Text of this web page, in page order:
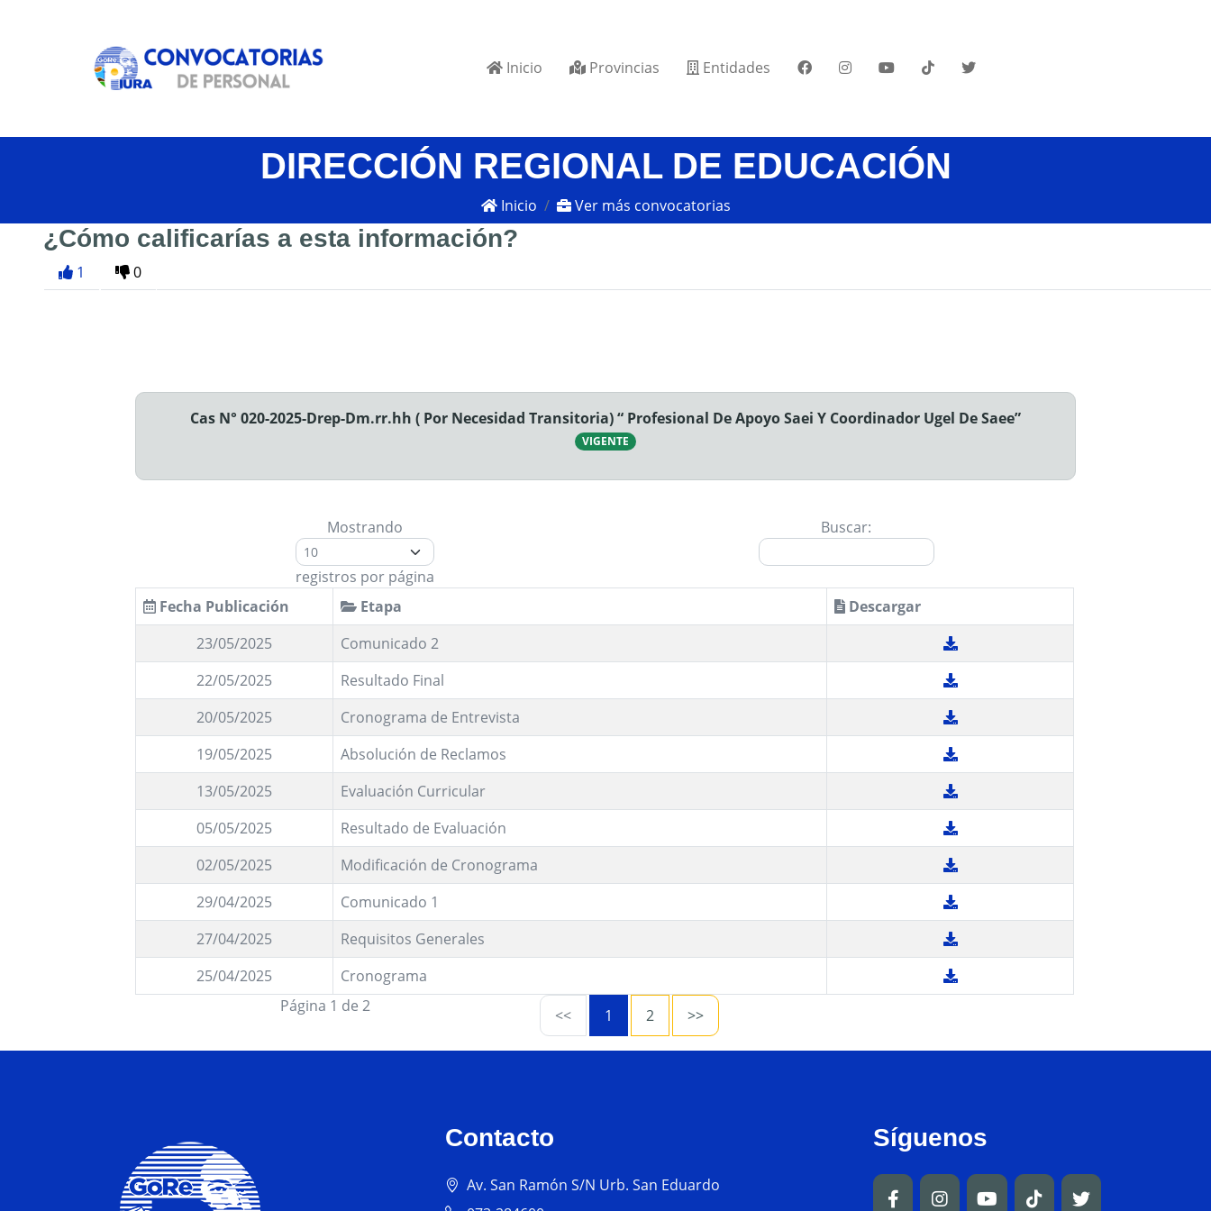
Inicio Provincias Entidades
DIRECCIÓN REGIONAL DE EDUCACIÓN
Inicio Ver más convocatorias
¿Cómo calificarías a esta información?
1 0
Cas N° 020-2025-Drep-Dm.rr.hh ( Por Necesidad Transitoria) “ Profesional De Apoyo Saei Y Coordinador Ugel De Saee”
VIGENTE
Mostrando
registros por página
Buscar:
Fecha Publicación Etapa
Descargar
23/05/2025
Comunicado 2
22/05/2025
Resultado Final
20/05/2025
Cronograma de Entrevista
19/05/2025
Absolución de Reclamos
13/05/2025
Evaluación Curricular
05/05/2025
Resultado de Evaluación
02/05/2025
Modificación de Cronograma
29/04/2025
Comunicado 1
27/04/2025
Requisitos Generales
25/04/2025
Cronograma
Página 1 de 2
<< 1 2 >>
Contacto
Av. San Ramón S/N Urb. San Eduardo
Síguenos